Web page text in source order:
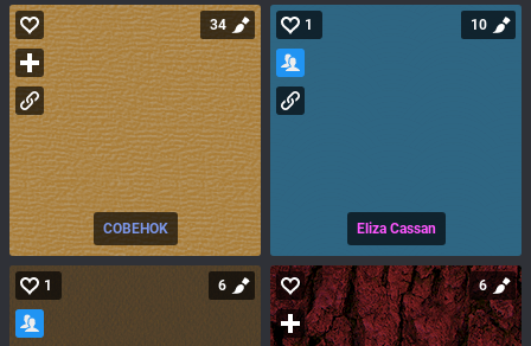
COBEHOK
34
Eliza Cassan
1 10
1 6 6